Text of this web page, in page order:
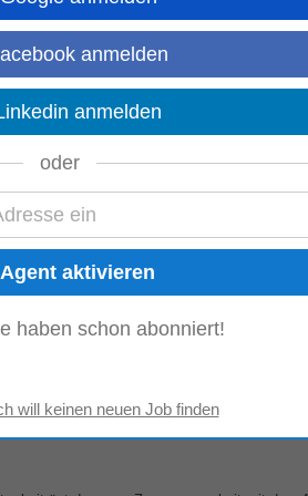
So entstehen messbarer
Ideen mit Herz. Für Ideen, die bestehen.
anmelden
anmelden
oder
haben schon abonniert!